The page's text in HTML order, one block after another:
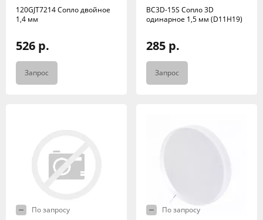
120GJT7214 Сопло двойное
1,4 мм
526 р.
Запрос
BC3D-15S Сопло 3D
одинарное 1,5 мм (D11H19)
285 р.
Запрос
По запросу
По запросу